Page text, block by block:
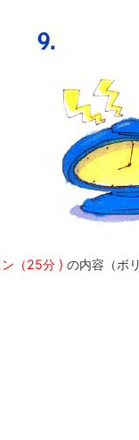
ン（25分 ) の内容（ボ